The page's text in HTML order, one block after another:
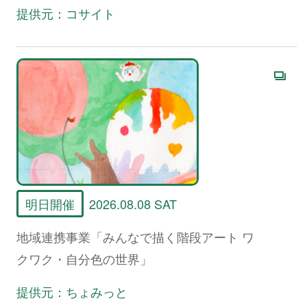
提供元：コサイト
明日開催
2026.08.08 SAT
地域連携事業「みんなで描く階段アート ワ
クワク・自分色の世界」
提供元：ちょみっと